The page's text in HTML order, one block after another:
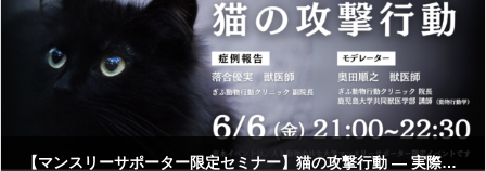
【マンスリーサポーター限定セミナー】猫の攻撃行動 ― 実際の症例から読み解く、多頭飼育への向き合い方と改善への道筋 ―